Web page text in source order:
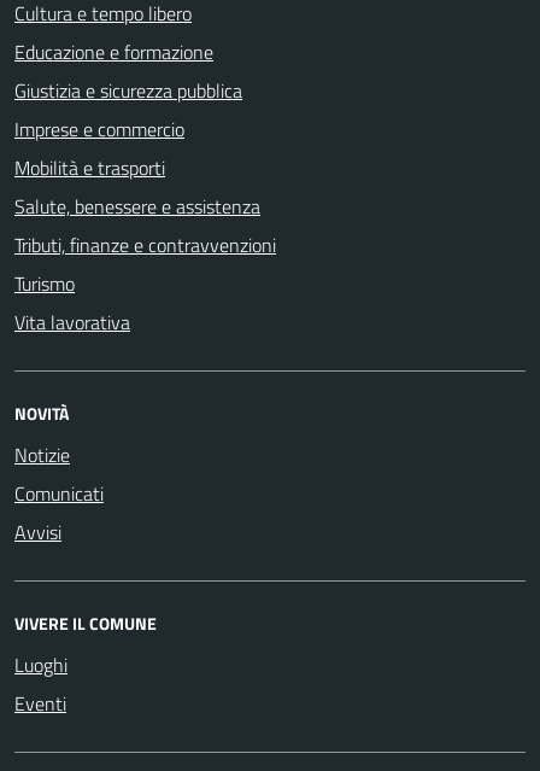
Cultura e tempo libero
Educazione e formazione
Giustizia e sicurezza pubblica
Imprese e commercio
Mobilità e trasporti
Salute, benessere e assistenza
Tributi, finanze e contravvenzioni
Turismo
Vita lavorativa
NOVITÀ
Notizie
Comunicati
Avvisi
VIVERE IL COMUNE
Luoghi
Eventi